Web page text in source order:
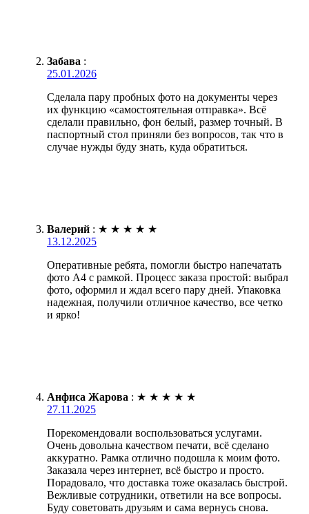
Забава :
25.01.2026
Сделала пару пробных фото на документы через
их функцию «самостоятельная отправка». Всё
сделали правильно, фон белый, размер точный. В
паспортный стол приняли без вопросов, так что в
случае нужды буду знать, куда обратиться.
Валерий : ★ ★ ★ ★ ★
13.12.2025
Оперативные ребята, помогли быстро напечатать
фото А4 с рамкой. Процесс заказа простой: выбрал
фото, оформил и ждал всего пару дней. Упаковка
надежная, получили отличное качество, все четко
и ярко!
Анфиса Жарова : ★ ★ ★ ★ ★
27.11.2025
Порекомендовали воспользоваться услугами.
Очень довольна качеством печати, всё сделано
аккуратно. Рамка отлично подошла к моим фото.
Заказала через интернет, всё быстро и просто.
Порадовало, что доставка тоже оказалась быстрой.
Вежливые сотрудники, ответили на все вопросы.
Буду советовать друзьям и сама вернусь снова.